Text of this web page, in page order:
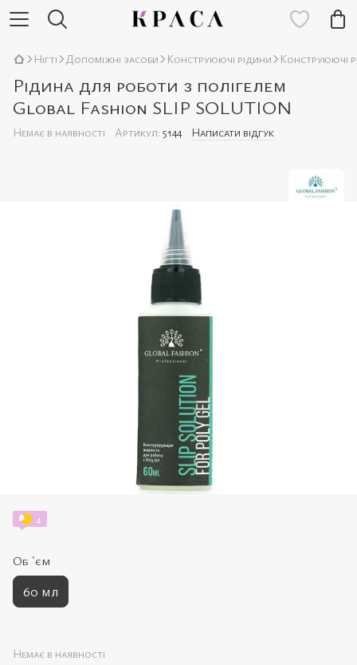
Нігті Допоміжні засоби Конструюючі рідини Конструюючі
Рідина для роботи з полігелем
Global Fashion SLIP SOLUTION
Немає в наявності Артикул: 5144 Написати відгук
4
Об `єм
60 мл
Немає в наявності